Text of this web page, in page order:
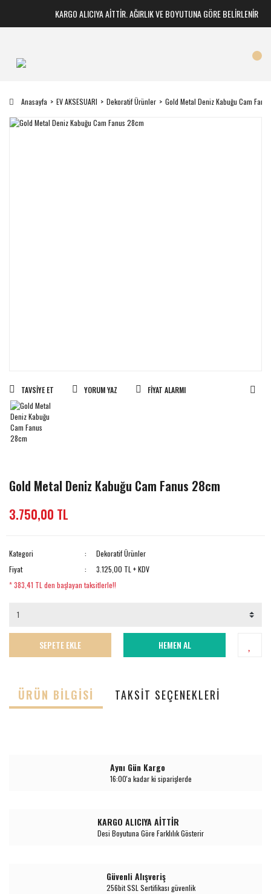
KARGO ALICIYA AİTTİR. AĞIRLIK VE BOYUTUNA GÖRE BELİRLENİR
Anasayfa EV AKSESUARI Dekoratif Ürünler Gold Metal Deniz Kabuğu Cam
TAVSIYE ET YORUM YAZ FIYAT ALARMI
Gold Metal Deniz Kabuğu Cam Fanus 28cm
3.750,00 TL
Kategori
Dekoratif Ürünler
Fiyat
3.125,00 TL + KDV
* 383,41 TL den başlayan taksitlerle!!
SEPETE EKLE HEMEN AL
ÜRÜN BILGISI TAKSIT SEÇENEKLERI
Aynı Gün Kargo
16:00'a kadar ki siparişlerde
KARGO ALICIYA AİTTİR
Desi Boyutuna Göre Farklılık Gösterir
Güvenli Alışveriş
256bit SSL Sertifikası güvenlik